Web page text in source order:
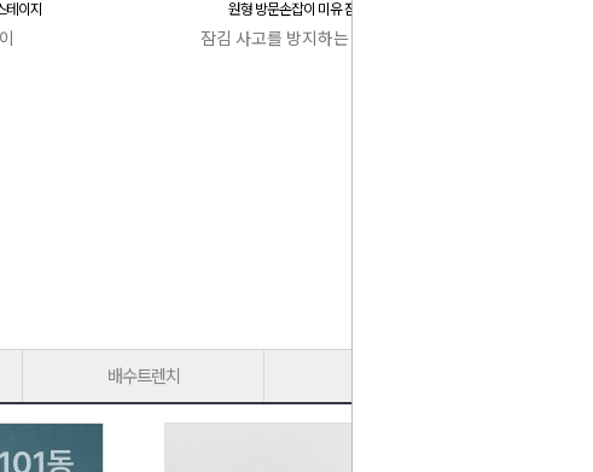
테이지 원형 방문손잡이 미유 잠김 사고 방지
잠김 사고를 방지하는 특허 캐치박스
배수트렌치